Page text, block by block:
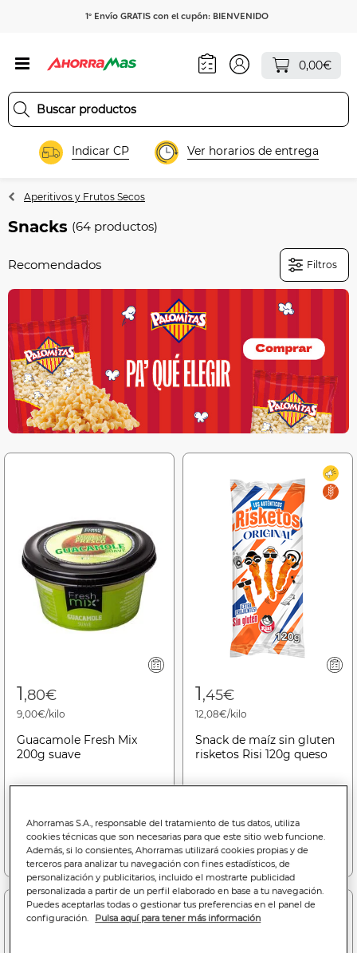
1º Envío GRATIS con el cupón: BIENVENIDO
0,00€
Indicar CP Ver horarios de entrega
Aperitivos y Frutos Secos
Snacks (64 productos)
Filtros
1,80€
9,00€/kilo
Guacamole Fresh Mix
200g suave
Añadir a la cesta
1,45€
12,08€/kilo
Snack de maíz sin gluten
risketos Risi 120g queso
Añadir a la cesta
Dto. 2 uds
Ahorramas S.A., responsable del tratamiento de tus datos, utiliza
cookies técnicas que son necesarias para que este sitio web funcione.
Además, si lo consientes, Ahorramas utilizará cookies propias y de
terceros para analizar tu navegación con fines estadísticos, de
personalización y publicitarios, incluido el mostrarte publicidad
personalizada a partir de un perfil elaborado en base a tu navegación.
Puedes aceptarlas todas o gestionar tus preferencias en el panel de
configuración.
Pulsa aquí para tener más información